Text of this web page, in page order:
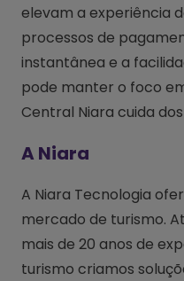
elevam a experiência
processos de
instantânea e a
pode manter o foco
Central Niara cuida
A Niara
A Niara Tecnologia
mercado de turismo.
mais de 20 anos de
turismo criamos